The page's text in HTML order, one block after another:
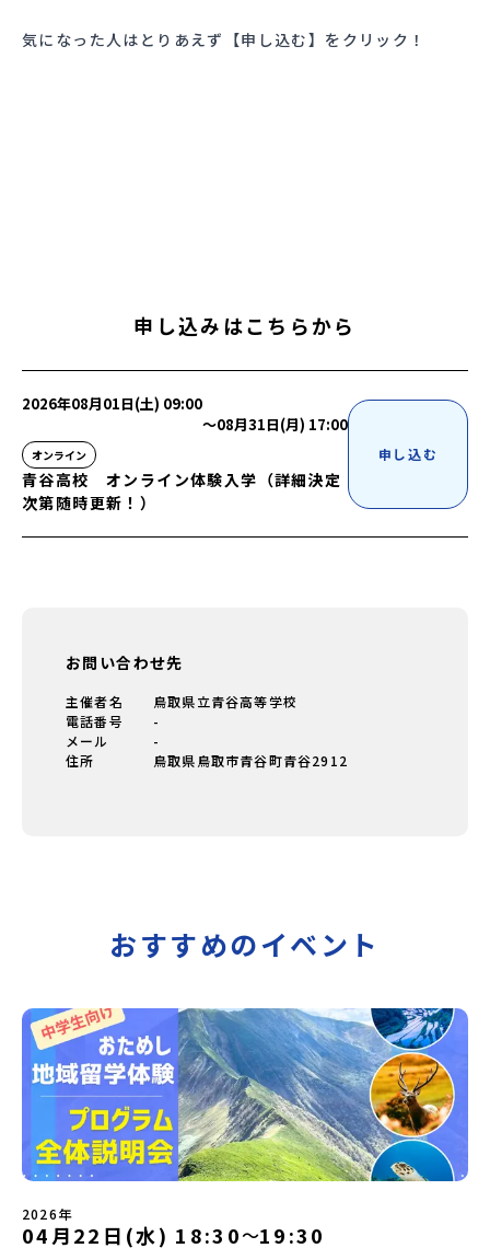
気になった人はとりあえず【申し込む】をクリック！
申し込みはこちらから
2026年08月01日(土) 09:00
〜08月31日(月) 17:00
オンライン
青谷高校 オンライン体験入学（詳細決定
次第随時更新！）
申し込む
お問い合わせ先
主催者名
鳥取県立青谷高等学校
電話番号
-
メール
-
住所
鳥取県鳥取市青谷町青谷2912
おすすめのイベント
2026年
04月22日(水) 18:30〜19:30